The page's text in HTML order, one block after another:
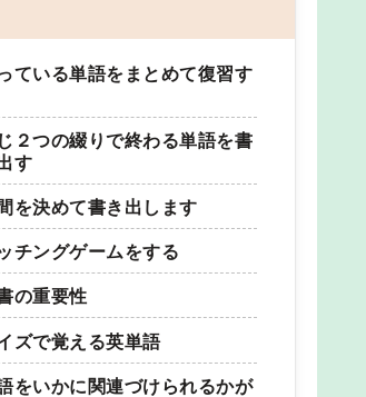
ている単語をまとめて復習す
２つの綴りで終わる単語を書
す
を決めて書き出します
チングゲームをする
の重要性
ズで覚える英単語
をいかに関連づけられるかが